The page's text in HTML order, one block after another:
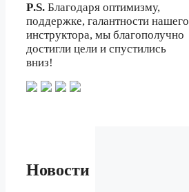
P.S. Благодаря оптимизму,
поддержке, галантности нашего
инструктора, мы благополучно
достигли цели и спустились
вниз!
Новости